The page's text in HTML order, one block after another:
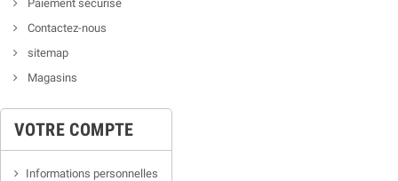
Paiement sécurisé
Contactez-nous
sitemap
Magasins
VOTRE COMPTE
Informations personnelles